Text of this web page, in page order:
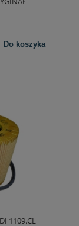
do koszyka
1109.CL